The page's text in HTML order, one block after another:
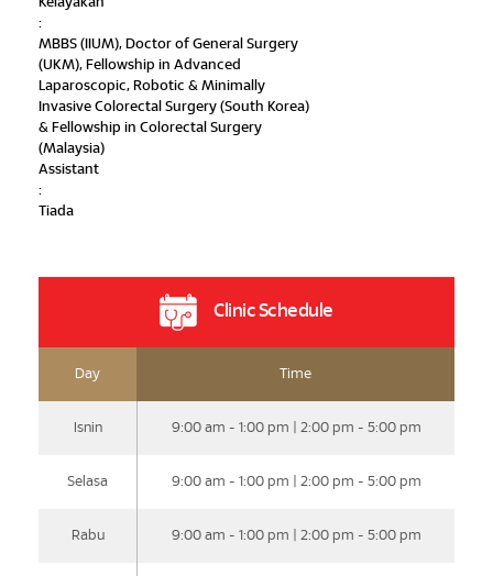
:
MBBS (IIUM), Doctor of General Surgery
(UKM), Fellowship in Advanced
Laparoscopic, Robotic & Minimally
Invasive Colorectal Surgery (South Korea)
& Fellowship in Colorectal Surgery
(Malaysia)
Assistant
:
Tiada
Clinic Schedule
Day Time
Isnin 9:00 am - 1:00 pm | 2:00 pm - 5:00 pm
Selasa 9:00 am - 1:00 pm | 2:00 pm - 5:00 pm
Rabu 9:00 am - 1:00 pm | 2:00 pm - 5:00 pm